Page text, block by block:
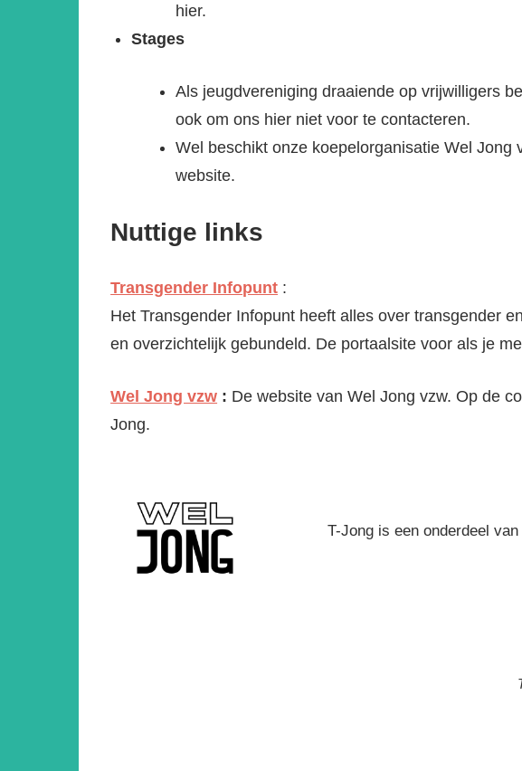
hier.
Stages
Als jeugdvereniging draaiende op vrijwilligers
ook om ons hier niet voor te contacteren.
Wel beschikt onze koepelorganisatie Wel
website.
Nuttige links
Transgender Infopunt :
Het Transgender Infopunt heeft alles over transgender
en overzichtelijk gebundeld. De portaalsite voor als je
Wel Jong vzw : De website van Wel Jong vzw. Op de
Jong.
T-Jong is een onderdeel